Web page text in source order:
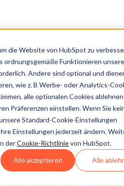
die Website von HubSpot zu
ordnungsgemäße Funktionieren
Andere sind optional und
wie z. B Werbe- oder Analytics-
alle optionalen Cookies
Präferenzen einstellen. Wenn Sie
Standard-Cookie-Einstellungen
Einstellungen jederzeit ändern.
derCookie-Richtlinievon HubSpot.
Alle akzeptieren Alle
wird aus Kulanz zur
Er wurde automatisch
und unter